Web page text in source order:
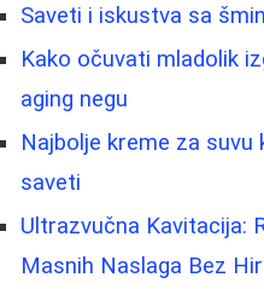
Saveti i iskustva sa
Kako očuvati mladolik
aging negu
Najbolje kreme za
saveti
Ultrazvučna Kavitacija:
Masnih Naslaga Bez